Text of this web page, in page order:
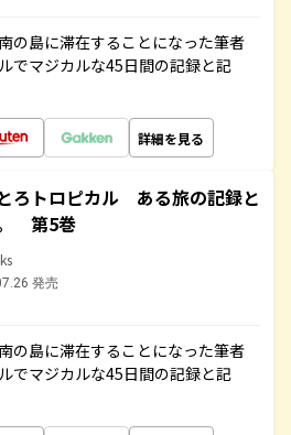
の島に滞在することになった筆者
でマジカルな45日間の記録と記
詳細を見る
ろトロピカル ある旅の記録と
第5巻
発売
の島に滞在することになった筆者
でマジカルな45日間の記録と記